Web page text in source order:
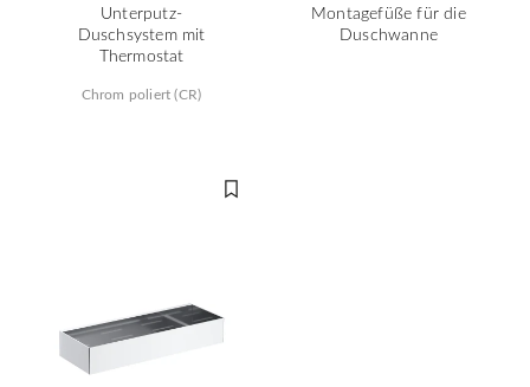
Unterputz-
Duschsystem mit
Thermostat
Chrom poliert (CR)
Montagefüße für die
Duschwanne